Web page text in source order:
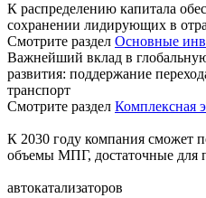
К распределению капитала
сохранении лидирующих в
Смотрите раздел Основные
Важнейший вклад в
развития: поддержание
транспорт
Смотрите раздел Комплексная
К 2030 году компания сможет
объемы МПГ, достаточные для
автокатализаторов